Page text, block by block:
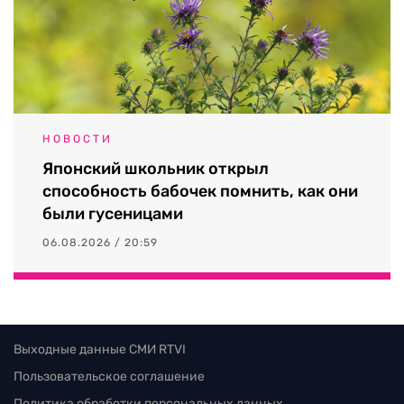
НОВОСТИ
Японский школьник открыл
способность бабочек помнить, как они
были гусеницами
06.08.2026 / 20:59
Выходные данные СМИ RTVI
Пользовательское соглашение